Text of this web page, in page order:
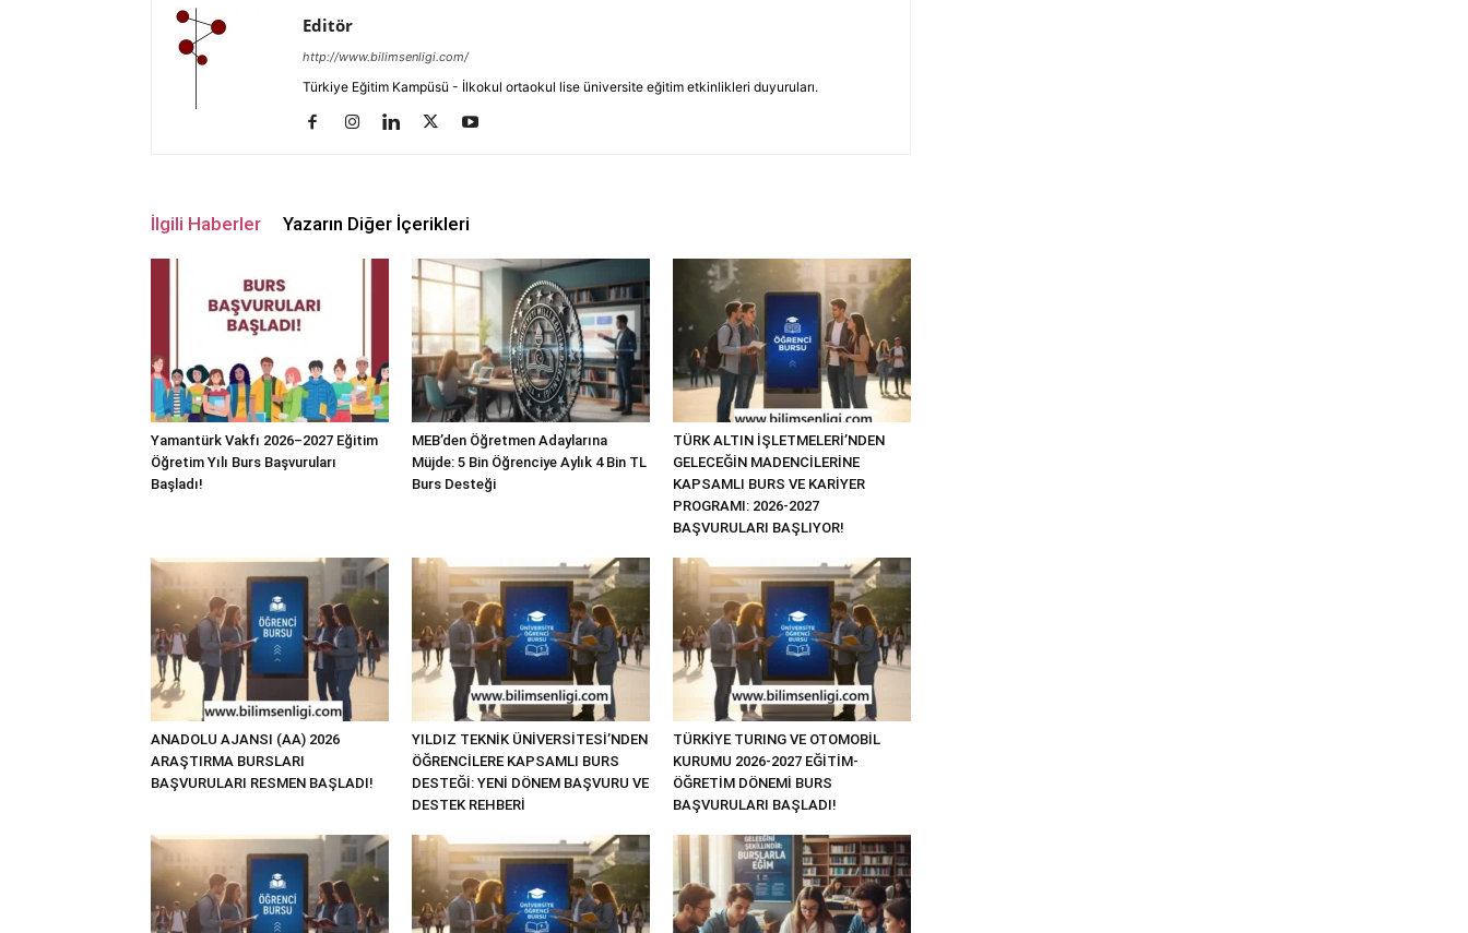
Editör
http://www.bilimsenligi.com/
Türkiye Eğitim Kampüsü - İlkokul ortaokul lise üniversite eğitim etkinlikleri duyuruları.
İlgili Haberler Yazarın Diğer İçerikleri
Yamantürk Vakfı 2026–2027 Eğitim
Öğretim Yılı Burs Başvuruları
Başladı!
MEB’den Öğretmen Adaylarına
Müjde: 5 Bin Öğrenciye Aylık 4 Bin TL
Burs Desteği
TÜRK ALTIN İŞLETMELERİ’NDEN
GELECEĞİN MADENCİLERİNE
KAPSAMLI BURS VE KARİYER
PROGRAMI: 2026-2027
BAŞVURULARI BAŞLIYOR!
ANADOLU AJANSI (AA) 2026
ARAŞTIRMA BURSLARI
BAŞVURULARI RESMEN BAŞLADI!
YILDIZ TEKNİK ÜNİVERSİTESİ’NDEN
ÖĞRENCİLERE KAPSAMLI BURS
DESTEĞİ: YENİ DÖNEM BAŞVURU VE
DESTEK REHBERİ
TÜRKİYE TURING VE OTOMOBİL
KURUMU 2026-2027 EĞİTİM-
ÖĞRETİM DÖNEMİ BURS
BAŞVURULARI BAŞLADI!